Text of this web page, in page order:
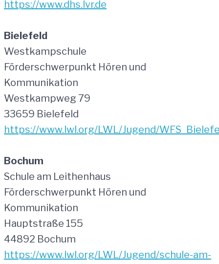
https://www.dhs.lvr.de
Bielefeld
Westkampschule
Förderschwerpunkt Hören und
Kommunikation
Westkampweg 79
33659 Bielefeld
https://www.lwl.org/LWL/Jugend/
Bochum
Schule am Leithenhaus
Förderschwerpunkt Hören und
Kommunikation
Hauptstraße 155
44892 Bochum
https://www.lwl.org/LWL/Jugend/schule-am-